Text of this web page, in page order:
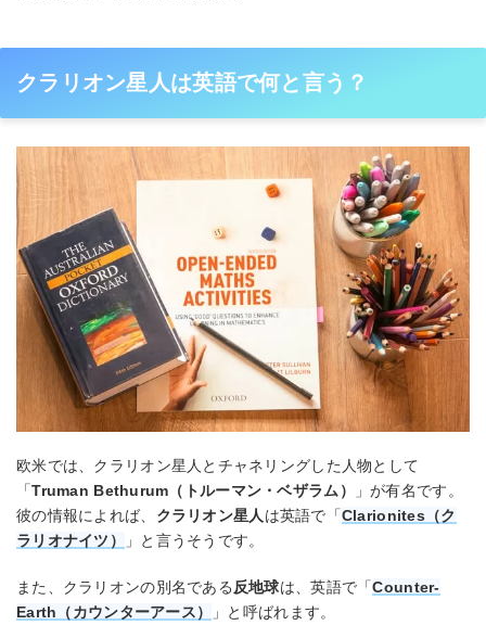
クラリオン星人は英語で何と言う？
欧米では、クラリオン星人とチャネリングした人物として
「Truman Bethurum（トルーマン・ベザラム）
」が有名です。
彼の情報によれば、 クラリオン星人 は英語で「Clarionites（ク
ラリオナイツ）
」と言うそうです。
また、クラリオンの別名である 反地球は、英語で「Counter-
Earth（カウンターアース）
」と呼ばれます。